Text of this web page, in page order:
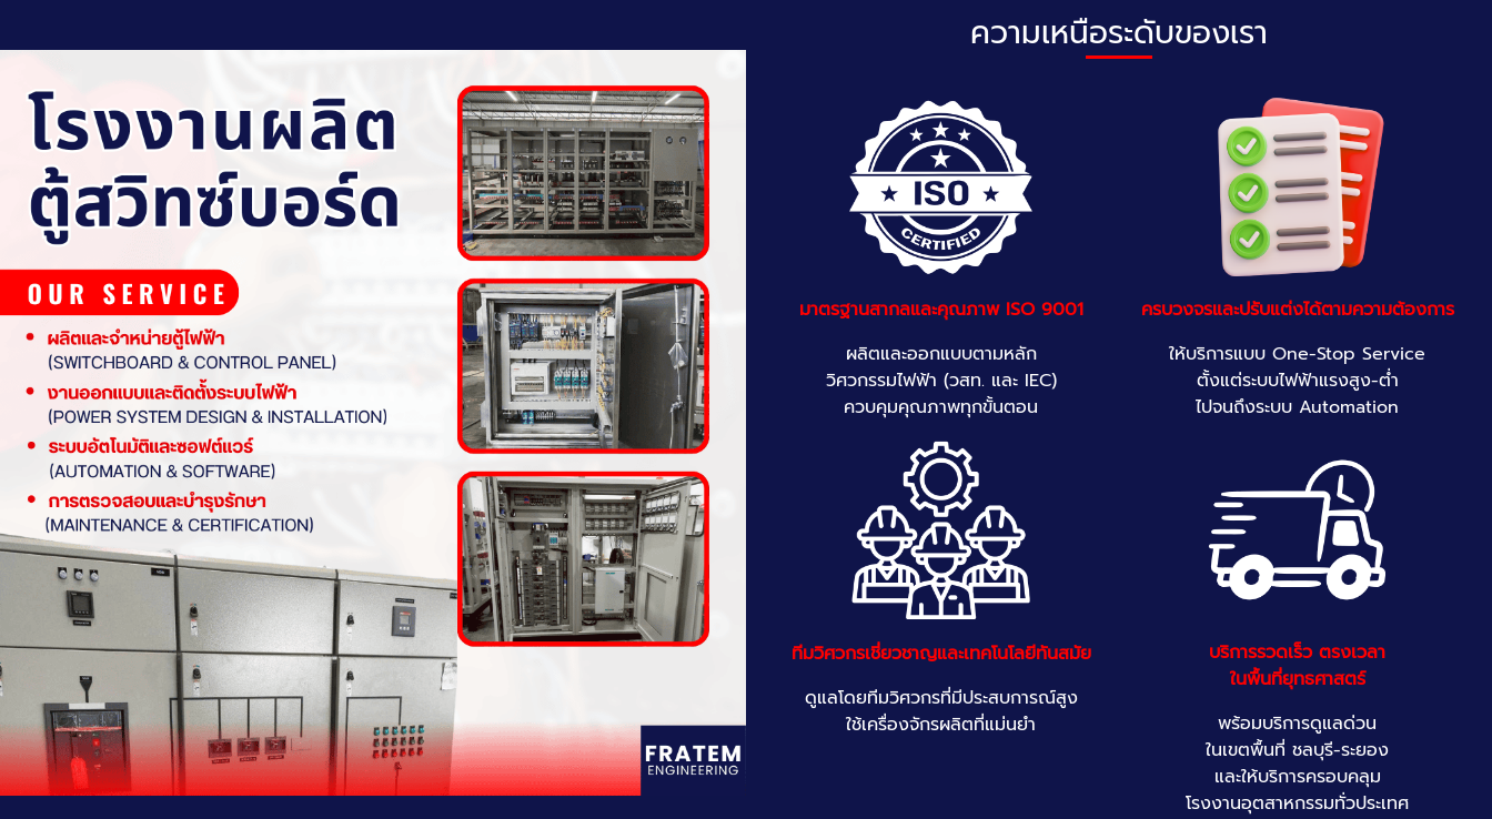
ความเหนือระดับของเรา
มาตรฐานสากลและคุณภาพ ISO 9001
ผลิตและออกแบบตามหลัก
วิศวกรรมไฟฟ้า (วสท. และ IEC)
ควบคุมคุณภาพทุกขั้นตอน
ครบวงจรและปรับแต่งได้ตามความต้องการ
ให้บริการแบบ One-Stop Service
ตั้งแต่ระบบไฟฟ้าแรงสูง-ต่ำ
ไปจนถึงระบบ Automation
ทีมวิศวกรเชี่ยวชาญและเทคโนโลยีทันสมัย
ดูแลโดยทีมวิศวกรที่มีประสบการณ์สูง
ใช้เครื่องจักรผลิตที่แม่นยำ
บริการรวดเร็ว ตรงเวลา
ในพื้นที่ยุทธศาสตร์
พร้อมบริการดูแลด่วน
ในเขตพื้นที่ ชลบุรี-ระยอง
และให้บริการครอบคลุม
โรงงานอุตสาหกรรมทั่วประเทศ